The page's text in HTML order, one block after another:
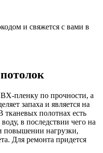
и свяжется с вами в
пленку по прочности, а
запаха и является на
полотнах есть
в последствии чего на
повышении нагрузки,
Для ремонта придется